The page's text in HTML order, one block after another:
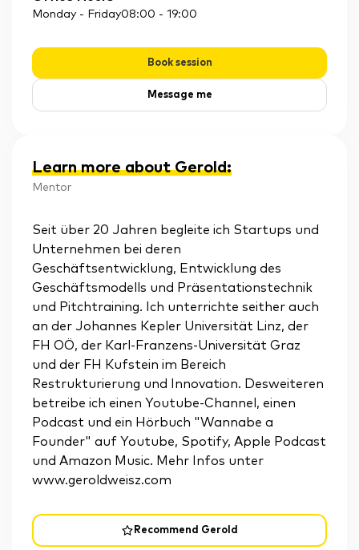
Monday - Friday08:00 - 19:00
Book session
Message me
Learn more about Gerold:
Mentor
Recommend Gerold
Seit über 20 Jahren begleite ich Startups und
Unternehmen bei deren
Geschäftsentwicklung, Entwicklung des
Geschäftsmodells und Präsentationstechnik
und Pitchtraining. Ich unterrichte seither auch
an der Johannes Kepler Universität Linz, der
FH OÖ, der Karl-Franzens-Universität Graz
und der FH Kufstein im Bereich
Restrukturierung und Innovation. Desweiteren
betreibe ich einen Youtube-Channel, einen
Podcast und ein Hörbuch "Wannabe a
Founder" auf Youtube, Spotify, Apple Podcast
und Amazon Music. Mehr Infos unter
www.geroldweisz.com